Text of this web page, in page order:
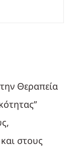
Θεραπεία
στους